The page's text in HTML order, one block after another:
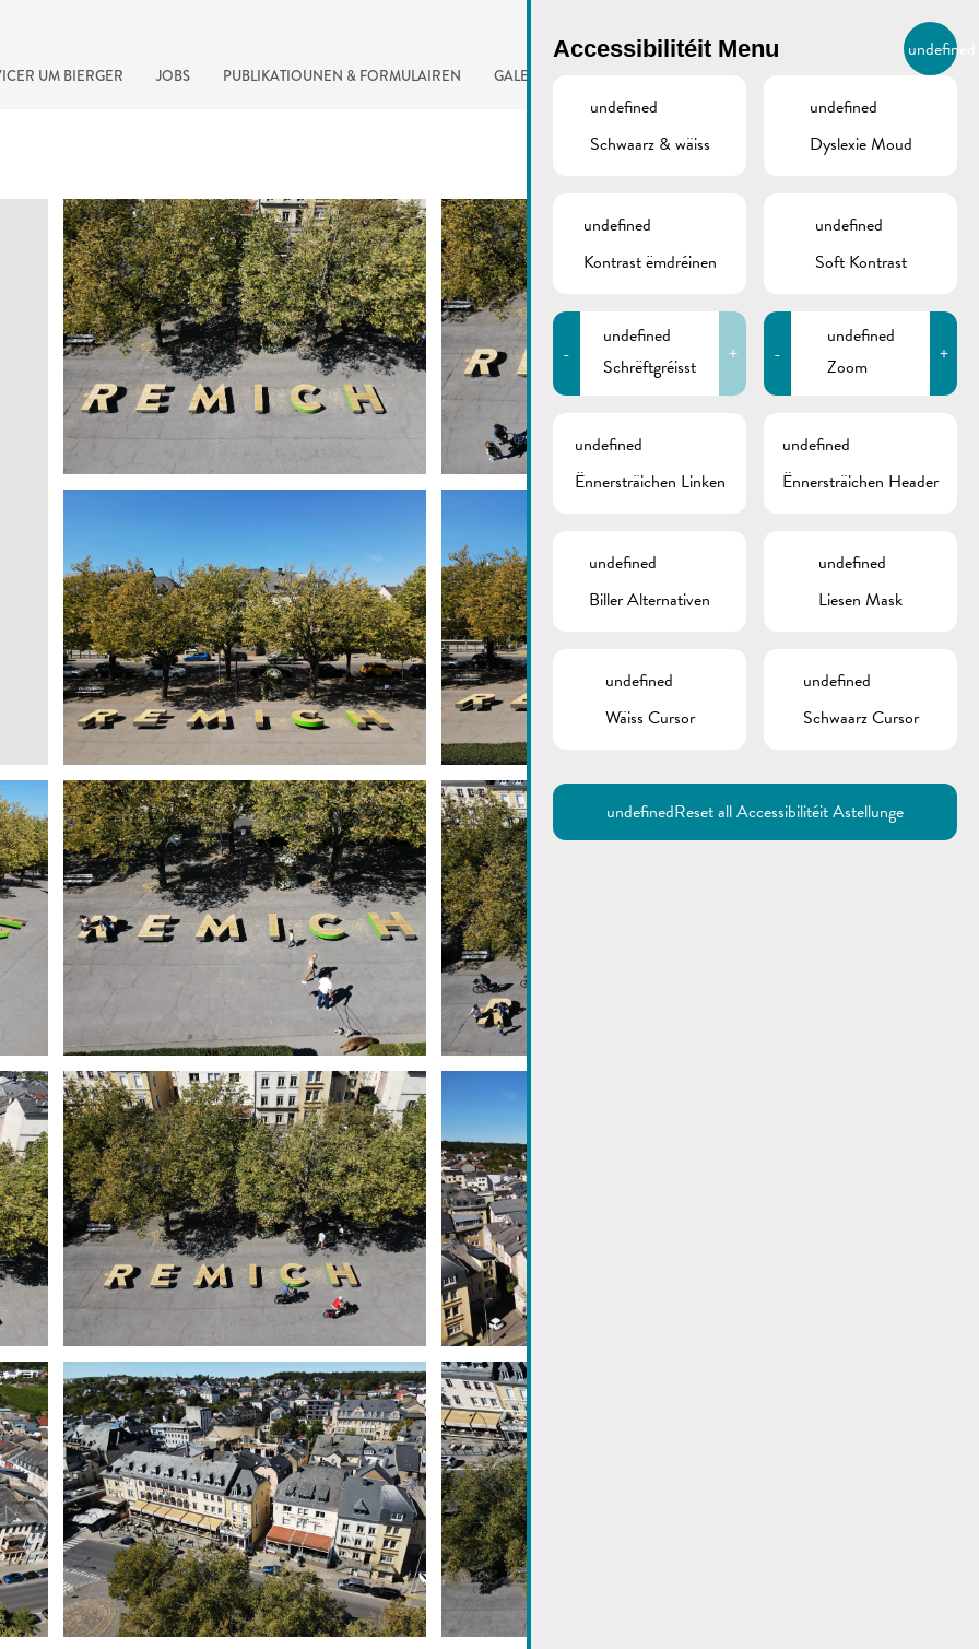
UM BIERGER JOBS PUBLIKATIOUNEN & FORMULAIREN GALERIE LB
BIERGER.REMICH.LU
recherche rapide
Accessibilitéit Menu undefined
undefined
Schwaarz & wäiss
undefined
Dyslexie Moud
undefined
Kontrast ëmdréinen
undefined
Soft Kontrast
-
undefined
Schrëftgréisst
+ -
undefined
Zoom
+
undefined
Ënnersträichen Linken
undefined
Ënnersträichen Header
undefined
Biller Alternativen
undefined
Liesen Mask
undefined
Wäiss Cursor
undefined
Schwaarz Cursor
undefinedReset all Accessibilitéit Astellunge